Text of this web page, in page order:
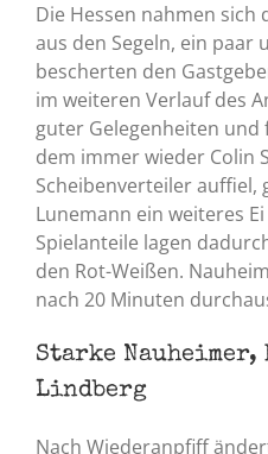
Die Hessen nahmen sich
aus den Segeln, ein paar
bescherten den
im weiteren Verlauf des
guter Gelegenheiten und
dem immer wieder Colin
Scheibenverteiler auffiel,
Lunemann ein weiteres
Spielanteile lagen
den Rot-Weißen.
nach 20 Minuten
Starke
Lindberg
Nach Wiederanpfiff